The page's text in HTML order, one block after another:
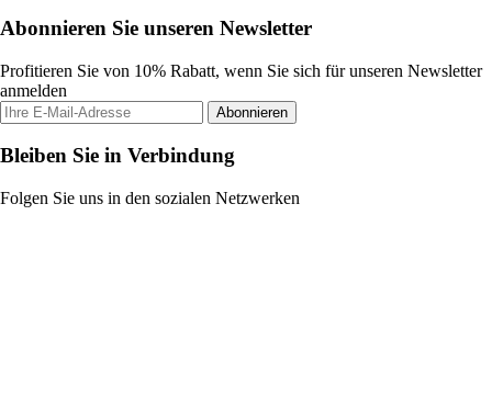
Abonnieren Sie unseren Newsletter
Profitieren Sie von 10% Rabatt, wenn Sie sich für unseren Newsletter
anmelden
Abonnieren
Bleiben Sie in Verbindung
Folgen Sie uns in den sozialen Netzwerken